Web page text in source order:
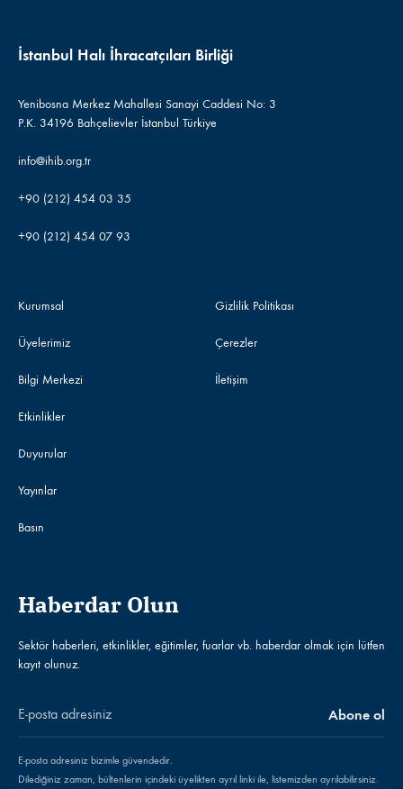
İstanbul Halı İhracatçıları Birliği
Yenibosna Merkez Mahallesi Sanayi Caddesi No: 3
P.K. 34196 Bahçelievler İstanbul Türkiye
info@ihib.org.tr
+90 (212) 454 03 35
+90 (212) 454 07 93
Kurumsal
Üyelerimiz
Bilgi Merkezi
Etkinlikler
Duyurular
Yayınlar
Basın
Gizlilik Politikası
Çerezler
İletişim
Haberdar Olun
Sektör haberleri, etkinlikler, eğitimler, fuarlar vb. haberdar olmak için lütfen
kayıt olunuz.
E-posta adresiniz bizimle güvendedir.
Dilediğiniz zaman, bültenlerin içindeki üyelikten ayrıl linki ile, listemizden ayrılabilirsiniz.